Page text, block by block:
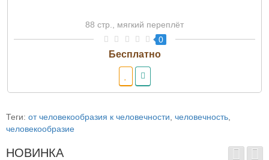
88 стр., мягкий переплёт
0
Теги: от человекообразия к человечности человечность
человекообразие
НОВИНКА